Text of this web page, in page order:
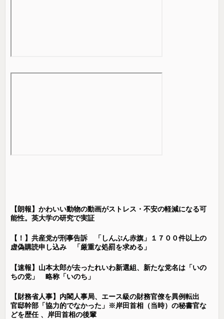
【朗報】かわいい動物の動画がストレス・不安の軽減になる可
能性。英大学の研究で実証
【！】共産党が刑事告訴 「しんぶん赤旗」１７００件以上の
虚偽購読申し込み 「厳重な処罰を求める」
【速報】山本太郎が去ったれいわ新選組、新たな党名は「いの
ちの党」 略称「いのち」
【財務省人事】内閣人事局、エース級の財務官僚を異例転出
官邸幹部「協力的でなかった」※岸田首相（当時）の秘書官な
どを歴任 、岸田首相の後輩